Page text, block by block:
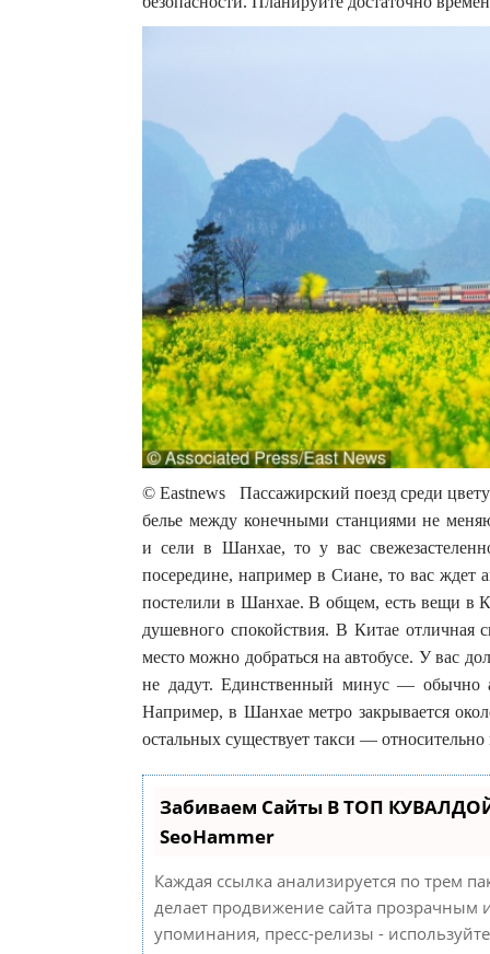
© Eastnews Пассажирский поезд среди
белье между конечными станциями не
и сели в Шанхае, то у вас
посередине, например в Сиане, то вас ждет
постелили в Шанхае. В общем, есть вещи в
душевного спокойствия. В Китае отличная
место можно добраться на автобусе. У вас
не дадут. Единственный минус — обычно
Например, в Шанхае метро закрывается
остальных существует такси — относительно
Забиваем Сайты В ТОП
SeoHammer
Каждая ссылка анализируется по трем
делает продвижение сайта прозрачным
упоминания, пресс-релизы -